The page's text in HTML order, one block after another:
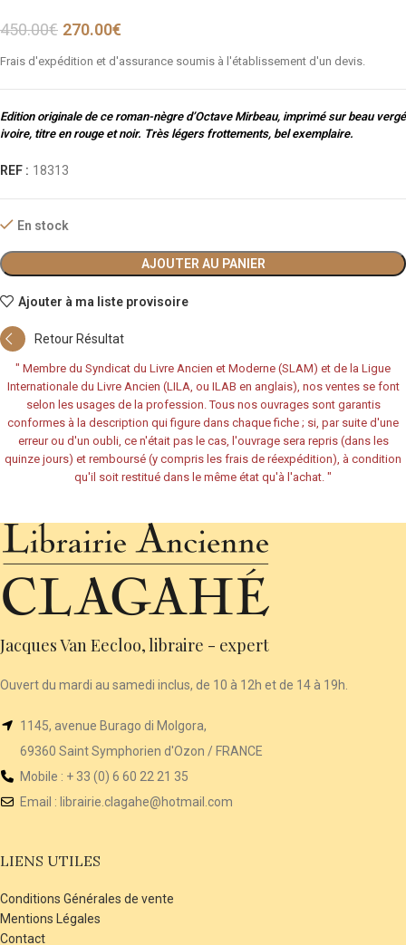
450.00€ 270.00€
Frais d'expédition et d'assurance soumis à l'établissement d'un devis.
Edition originale de ce roman-nègre d’Octave Mirbeau, imprimé sur beau vergé
ivoire, titre en rouge et noir. Très légers frottements, bel exemplaire.
REF : 18313
En stock
AJOUTER AU PANIER
Ajouter à ma liste provisoire
Retour Résultat
" Membre du Syndicat du Livre Ancien et Moderne (SLAM) et de la Ligue
Internationale du Livre Ancien (LILA, ou ILAB en anglais), nos ventes se font
selon les usages de la profession. Tous nos ouvrages sont garantis
conformes à la description qui figure dans chaque fiche ; si, par suite d'une
erreur ou d'un oubli, ce n'était pas le cas, l'ouvrage sera repris (dans les
quinze jours) et remboursé (y compris les frais de réexpédition), à condition
qu'il soit restitué dans le même état qu'à l'achat. "
Jacques Van Eecloo, libraire - expert
Ouvert du mardi au samedi inclus, de 10 à 12h et de 14 à 19h.
1145, avenue Burago di Molgora,
69360 Saint Symphorien d'Ozon / FRANCE
Mobile : + 33 (0) 6 60 22 21 35
Email : librairie .clagahe@hotmail.com
LIENS UTILES
Conditions Générales de vente
Mentions Légales
Contact